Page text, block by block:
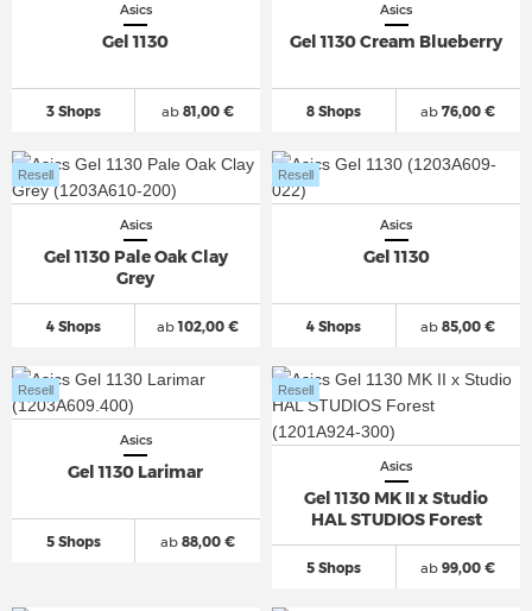
Asics
Gel 1130
3 Shops ab81,00 €
Asics
Gel 1130 Cream Blueberry
8 Shops ab 76,00 €
Asics
Gel 1130 Pale Oak Clay
Grey
4 Shops
Resell
ab102,00 €
Asics
Gel 1130
4 Shops
Resell
ab 85,00 €
Asics
Gel 1130 Larimar
5 Shops
Resell
ab88,00 €
Asics
Gel 1130 MK II x Studio
HAL STUDIOS Forest
5 Shops
Resell
ab 99,00 €